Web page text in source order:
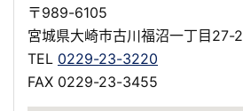
〒989-6105
宮城県大崎市古川福沼一丁目27-2
TEL 0229-23-3220
FAX 0229-23-3455